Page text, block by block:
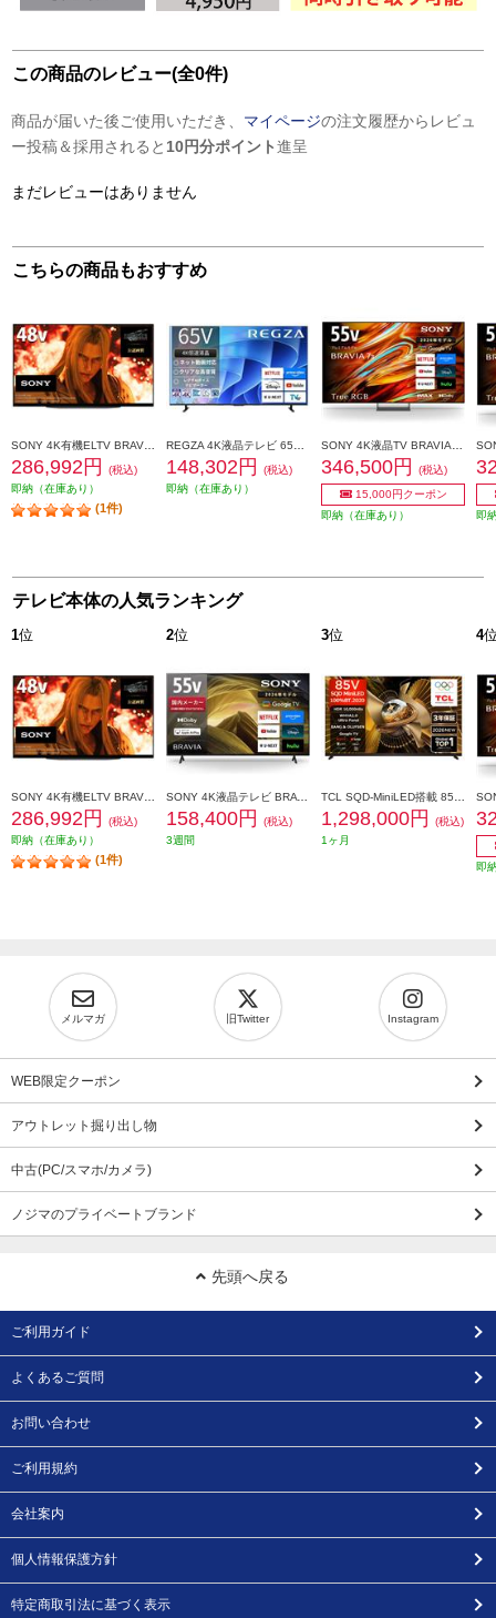
この商品のレビュー(全0件)
商品が届いた後ご使用いただき、 マイページの注文履歴からレビュ
ー投稿＆採用されると 10円分ポイント進呈
まだレビューはありません
こちらの商品もおすすめ
286,992円
(税込)
即納（在庫あり）
(1件)
148,302円
(税込)
即納（在庫あり）
346,500円
(税込)
15,000円クーポン
即納（在庫あり）
即
テレビ本体の人気ランキング
1位
286,992円
(税込)
即納（在庫あり）
(1件)
2位
158,400円
(税込)
3週間
3位
1,298,000円
(税込)
1ヶ月
4
即
メルマガ 旧Twitter Instagram
WEB限定クーポン
アウトレット掘り出し物
中古(PC/スマホ/カメラ)
ノジマのプライベートブランド
先頭へ戻る
ご利用ガイド
よくあるご質問
お問い合わせ
ご利用規約
会社案内
個人情報保護方針
特定商取引法に基づく表示